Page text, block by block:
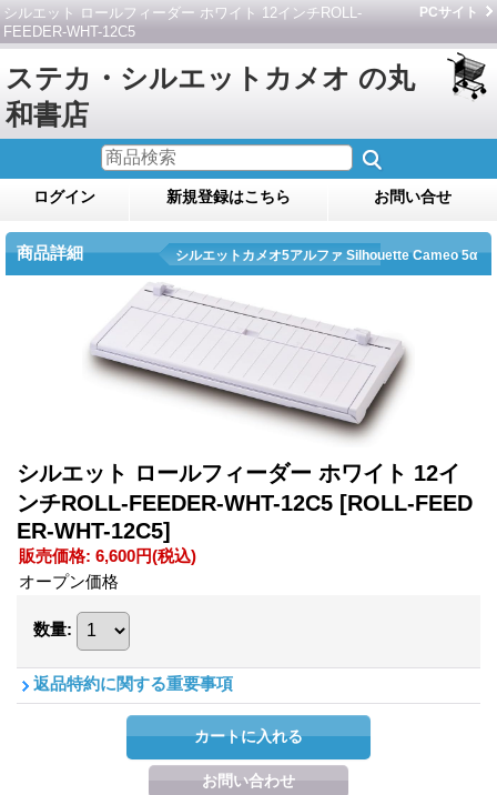
シルエット ロールフィーダー ホワイト 12インチROLL-
FEEDER-WHT-12C5
PCサイト
ステカ・シルエットカメオ の丸
和書店
ログイン 新規登録はこちら お問い合せ
商品詳細 シルエットカメオ5アルファ Silhouette Cameo 5α
シルエット ロールフィーダー ホワイト 12イ
ンチROLL-FEEDER-WHT-12C5 [ROLL-FEED
ER-WHT-12C5]
販売価格: 6,600円(税込)
オープン価格
数量:
返品特約に関する重要事項